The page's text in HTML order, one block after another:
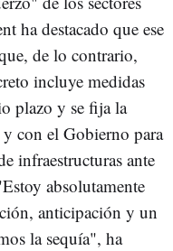
ha destacado que ese
de lo contrario,
incluye medidas
plazo y se fija la
con el Gobierno para
infraestructuras ante
absolutamente
anticipación y un
la sequía", ha